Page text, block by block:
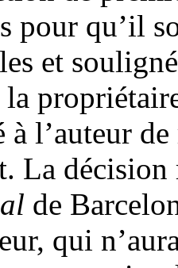
pour qu’il
et
à l’auteur
La décision
de
qui